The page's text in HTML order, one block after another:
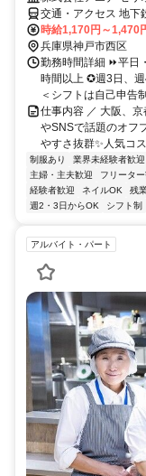
交通・アクセス 地下
時給1,170円～1,470
兵庫県神戸市西区
勤務時間詳細 ⏩平
時間以上 ✪週3日、週
＜シフトは自己申告
仕事内容 ／ 大阪、
やSNSで話題のオフ
やすさ抜群✨人気コ
制服あり 業界未経験者歓迎
主婦・主夫歓迎
フリータ
経験者歓迎
ネイルOK 残
週2・3日からOK
シフト制
アルバイト・パート